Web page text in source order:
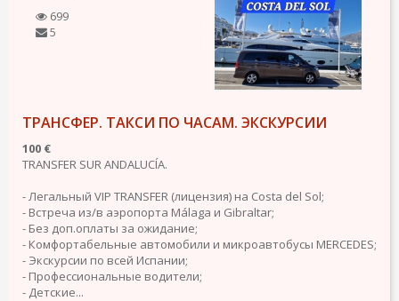
699
5
ТРАНСФЕР. ТАКСИ ПО ЧАСАМ. ЭКСКУРСИИ
100 €
TRANSFER SUR ANDALUCÍA.
- Легальный VIP TRANSFER (лицензия) на Costa del Sol;
- Встреча из/в аэропорта Málaga и Gibraltar;
- Без доп.оплаты за ожидание;
- Комфортабельные автомобили и микроавтобусы MERCEDES;
- Экскурсии по всей Испании;
- Профессиональные водители;
- Детские...